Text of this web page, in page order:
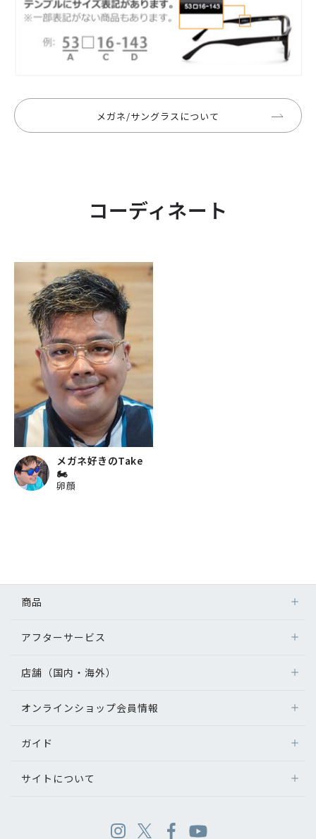
メガネ/サングラスについて
コーディネート
メガネ好きのTake
🏍
卵顔
商品
アフターサービス
店舗（国内・海外）
オンラインショップ会員情報
ガイド
サイトについて